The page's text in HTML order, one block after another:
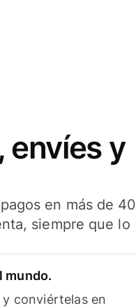
envíes y
en más de 40
siempre que lo
mundo.
conviértelas en